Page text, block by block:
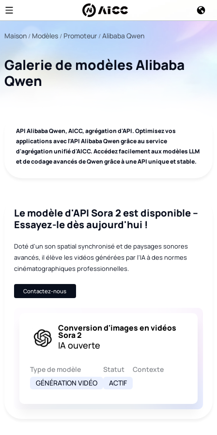
Maison Modèles Promoteur Alibaba Qwen
Galerie de modèles Alibaba
Qwen
API Alibaba Qwen, AICC, agrégation d'API. Optimisez vos
applications avec l'API Alibaba Qwen grâce au service
d'agrégation unifié d'AICC. Accédez facilement aux modèles LLM
et de codage avancés de Qwen grâce à une API unique et stable.
Le modèle d'API Sora 2 est disponible –
Essayez-le dès aujourd'hui !
Doté d'un son spatial synchronisé et de paysages sonores
avancés, il élève les vidéos générées par l'IA à des normes
cinématographiques professionnelles.
Contactez-nous
Conversion d'images en vidéos
Sora 2
IA ouverte
Type de modèle
GÉNÉRATION VIDÉO
Statut
ACTIF
Contexte